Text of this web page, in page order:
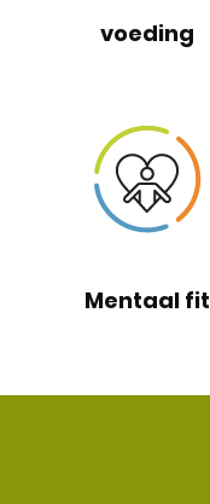
voeding
Mentaal fit